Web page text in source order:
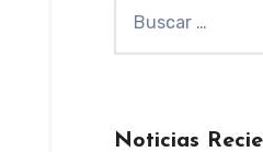
Noticias